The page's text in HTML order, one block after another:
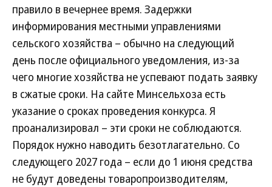
правило в вечернее время. Задержки
информирования местными управлениями
сельского хозяйства – обычно на следующий
день после официального уведомления, из-за
чего многие хозяйства не успевают подать заявку
в сжатые сроки. На сайте Минсельхоза есть
указание о сроках проведения конкурса. Я
проанализировал – эти сроки не соблюдаются.
Порядок нужно наводить безотлагательно. Со
следующего 2027 года – если до 1 июня средства
не будут доведены товаропроизводителям,